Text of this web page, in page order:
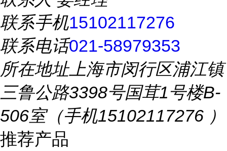
联系手机15102117276
联系电话021-58979353
所在地址上海市闵行区浦江镇
三鲁公路3398号国茸1号楼B-
506室（手机15102117276 ）
推荐产品